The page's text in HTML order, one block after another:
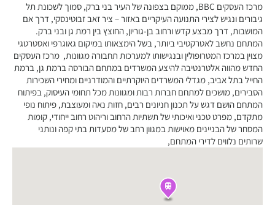
מרכז העסקים BBC, ממוקם בצפונה של העיר בני ברק, סמוך לשכונת תל
גיבורים ונגיש לצירי התנועה העיקריים באזור – ציר זאב זבוטינסקי, דרך אם
המושבות, דרך מבצע קדש ורחוב בן-גוריון, החוצץ בין רמת גן ובני ברק.
המתחם נחשב לאטרקטיבי ביותר, בשל הימצאותו במיקום גאוגרפי ואסטרטגי
מצוין במרכז המטרופולין ובנגישותו למערכות תחבורה מגוונות, מרכז העסקים
החדש מהווה אלטרנטיבה להיצע המשרדים במתחם הבורסה ברמת גן, ברמת
החייל בתל אביב, מגדלי המשרדים היוקרתיים והמודרניים ומחירי השכירות
הסבירים, מושכים למתחם חברות רבות ומגוונות מכל תחומי העיסוק, בפיתוח
המתחם הושם דגש על תכנון חניונים רבים, חזות נאה ומעוצבת, פיתוח נופי
מתקדם, מפרט טכני ואיכותי של תשתיות הרחוב וריהוט רחוב ייחודי, קומות
המסחר של הבניינים מאוישות במגוון רחב של מסעדות בתי קפה ונותני
שרותים נלווים לדירי המתחם,